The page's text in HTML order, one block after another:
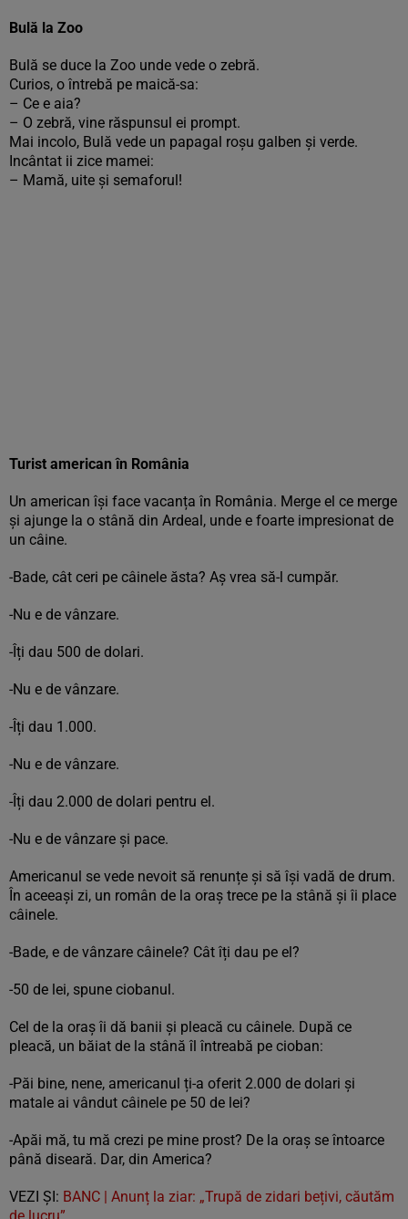
Bulă la Zoo
Bulă se duce la Zoo unde vede o zebră.
Curios, o întrebă pe maică-sa:
– Ce e aia?
– O zebră, vine răspunsul ei prompt.
Mai incolo, Bulă vede un papagal roșu galben și verde.
Incântat ii zice mamei:
– Mamă, uite și semaforul!
Turist american în România
Un american își face vacanța în România. Merge el ce merge
și ajunge la o stână din Ardeal, unde e foarte impresionat de
un câine.
-Bade, cât ceri pe câinele ăsta? Aș vrea să-l cumpăr.
-Nu e de vânzare.
-Îți dau 500 de dolari.
-Nu e de vânzare.
-Îți dau 1.000.
-Nu e de vânzare.
-Îți dau 2.000 de dolari pentru el.
-Nu e de vânzare și pace.
Americanul se vede nevoit să renunțe și să își vadă de drum.
În aceeași zi, un român de la oraș trece pe la stână și îi place
câinele.
-Bade, e de vânzare câinele? Cât îți dau pe el?
-50 de lei, spune ciobanul.
Cel de la oraș îi dă banii și pleacă cu câinele. După ce
pleacă, un băiat de la stână îl întreabă pe cioban:
-Păi bine, nene, americanul ți-a oferit 2.000 de dolari și
matale ai vândut câinele pe 50 de lei?
-Apăi mă, tu mă crezi pe mine prost? De la oraș se întoarce
până diseară. Dar, din America?
VEZI ȘI: BANC | Anunț la ziar: „Trupă de zidari bețivi, căutăm